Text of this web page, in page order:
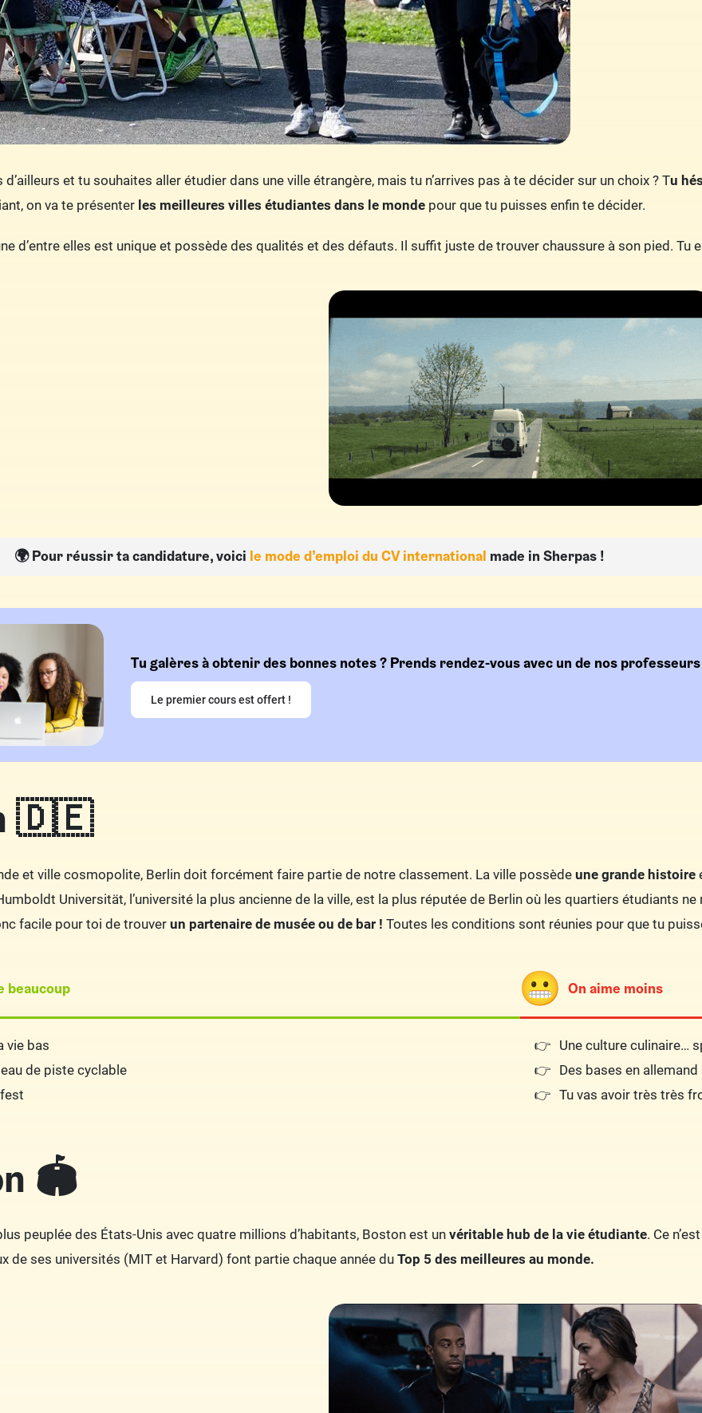
d’ailleurs et tu souhaites aller étudier dans une ville étrangère, mais tu n’arrives pas à te décider sur un choix ? Tu
on va te présenter les meilleures villes étudiantes dans le monde pour que tu puisses enfin te décider.
d’entre elles est unique et possède des qualités et des défauts. Il suffit juste de trouver chaussure à son pied. Tu
🌍 Pour réussir ta candidature, voici le mode d’emploi du CV international made in Sherpas !
Tu galères à obtenir des bonnes notes ? Prends rendez-vous avec un de nos
Le premier cours est offert !
🇩🇪
et ville cosmopolite, Berlin doit forcément faire partie de notre classement. La ville possède une grande histoire
Universität, l’université la plus ancienne de la ville, est la plus réputée de Berlin où les quartiers étudiants
facile pour toi de trouver un partenaire de musée ou de bar ! Toutes les conditions sont réunies pour que tu
beaucoup
vie bas
de piste cyclable
On aime moins
Une culture culinaire…
Des bases en
Tu vas avoir très très
🏟️
peuplée des États-Unis avec quatre millions d’habitants, Boston est un véritable hub de la vie étudiante. Ce
de ses universités (MIT et Harvard) font partie chaque année du Top 5 des meilleures au monde.